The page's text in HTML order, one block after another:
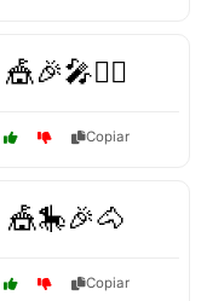
🎪🎉🎤🤹‍♂️
Copiar
🎪🎠🎉🐴
Copiar